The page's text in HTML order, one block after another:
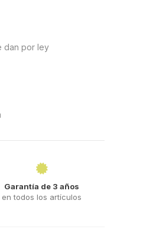
dan por ley
Garantía de 3 años
en todos los artículos